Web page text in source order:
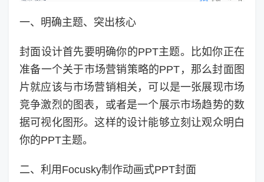
一、明确主题、突出核心
封面设计首先要明确你的PPT主题。比如你正在
准备一个关于市场营销策略的PPT，那么封面图
片就应该与市场营销相关，可以是一张展现市场
竞争激烈的图表，或者是一个展示市场趋势的数
据可视化图形。这样的设计能够立刻让观众明白
你的PPT主题。
二、利用Focusky制作动画式PPT封面